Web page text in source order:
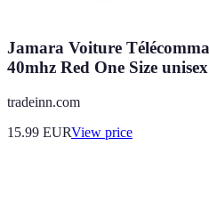
Jamara Voiture
40mhz Red One Size unisex
tradeinn.com
15.99 EURView price